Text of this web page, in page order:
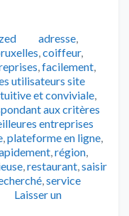
Tags
adresse,
,coiffeur,
,facilement,
utilisateurs site
et conviviale,
aux critères
entreprises
,plateforme en ligne,
,région,
,restaurant,saisir
,service
Laisser un